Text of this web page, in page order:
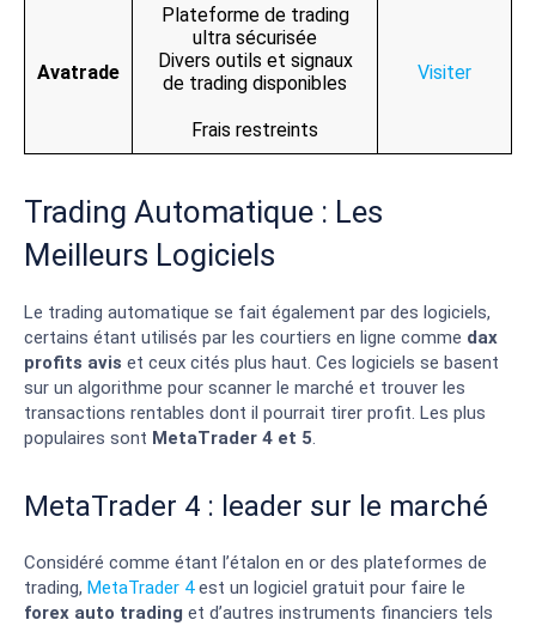
Avatrade
Plateforme de trading
ultra sécurisée
Divers outils et signaux
de trading disponibles
Frais restreints
Visiter
Trading Automatique : Les
Meilleurs Logiciels
Le trading automatique se fait également par des logiciels,
certains étant utilisés par les courtiers en ligne comme dax
profits avis et ceux cités plus haut. Ces logiciels se basent
sur un algorithme pour scanner le marché et trouver les
transactions rentables dont il pourrait tirer profit. Les plus
populaires sont MetaTrader 4 et 5.
MetaTrader 4 : leader sur le marché
Considéré comme étant l’étalon en or des plateformes de
trading, MetaTrader 4est un logiciel gratuit pour faire le
forex auto trading et d’autres instruments financiers tels